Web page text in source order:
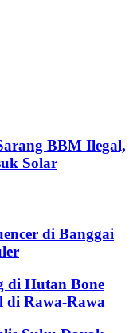
BBM Ilegal,
Solar
di Banggai
di Hutan Bone
di Rawa-Rawa